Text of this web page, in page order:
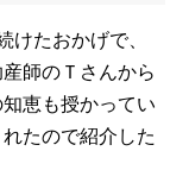
けたおかげで、
師のＴさんから
恵も授かってい
たので紹介した